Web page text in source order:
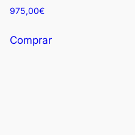
975,00€
Comprar